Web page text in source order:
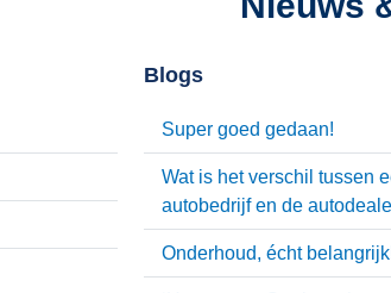
Blogs
Super goed gedaan!
Wat is het verschil tussen
autobedrijf en de
Onderhoud, écht